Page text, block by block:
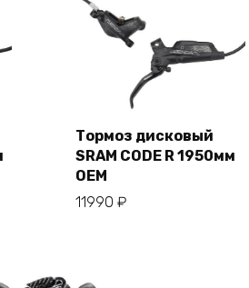
Тормоз дисковый
SRAM CODE R 1950мм
OEM
11990₽